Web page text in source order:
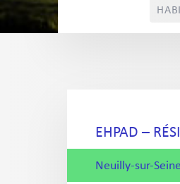
EHPAD –
Neuilly-sur-